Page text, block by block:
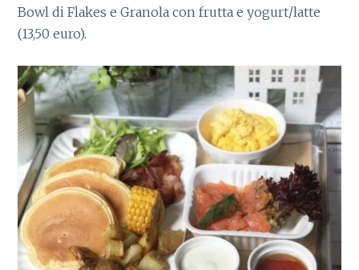
Bowl di Flakes e Granola con frutta e yogurt/latte
(13,50 euro).